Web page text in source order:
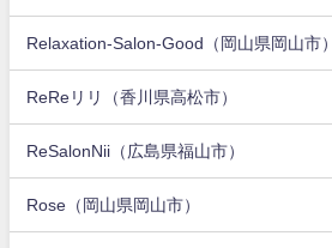
Relaxation-Salon-Good（岡山県岡山市）
ReReリリ（香川県高松市）
ReSalonNii（広島県福山市）
Rose（岡山県岡山市）